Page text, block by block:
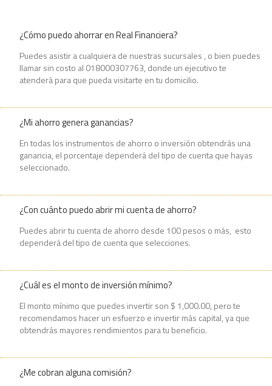
¿Cómo puedo ahorrar en Real Financiera?
Puedes asistir a cualquiera de nuestras sucursales , o bien puedes
llamar sin costo al 018000307763, donde un ejecutivo te
atenderá para que pueda visitarte en tu domicilio.
¿Mi ahorro genera ganancias?
En todas los instrumentos de ahorro o inversión obtendrás una
ganancia, el porcentaje dependerá del tipo de cuenta que hayas
seleccionado.
¿Con cuánto puedo abrir mi cuenta de ahorro?
Puedes abrir tu cuenta de ahorro desde 100 pesos o más, esto
dependerá del tipo de cuenta que selecciones.
¿Cuál es el monto de inversión mínimo?
El monto mínimo que puedes invertir son $ 1,000.00, pero te
recomendamos hacer un esfuerzo e invertir más capital, ya que
obtendrás mayores rendimientos para tu beneficio.
¿Me cobran alguna comisión?